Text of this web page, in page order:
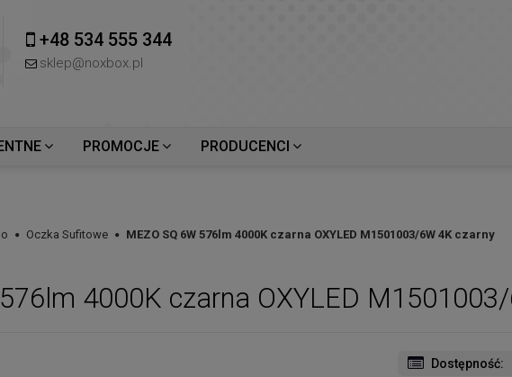
+48 534 555 344
sklep@noxbox.pl
PROMOCJE PRODUCENCI
Oczka Sufitowe MEZO SQ 6W 576lm 4000K czarna OXYLED M1501003/6W 4K czarny
4000K czarna OXYLED
Dostępność: